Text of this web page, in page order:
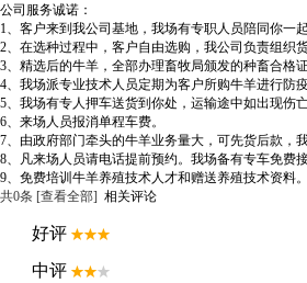
公司服务诚诺：
1、客户来到我公司基地，我场有专职人员陪同你一
2、在选种过程中，客户自由选购，我公司负责组织
3、精选后的牛羊，全部办理畜牧局颁发的种畜合格
4、我场派专业技术人员定期为客户所购牛羊进行防
5、我场有专人押车送货到你处，运输途中如出现伤
6、来场人员报消单程车费。
7、由政府部门牵头的牛羊业务量大，可先货后款，
8、凡来场人员请电话提前预约。我场备有专车免费接
9、免费培训牛羊养殖技术人才和赠送养殖技术资料。
共0条 [查看全部] 相关评论